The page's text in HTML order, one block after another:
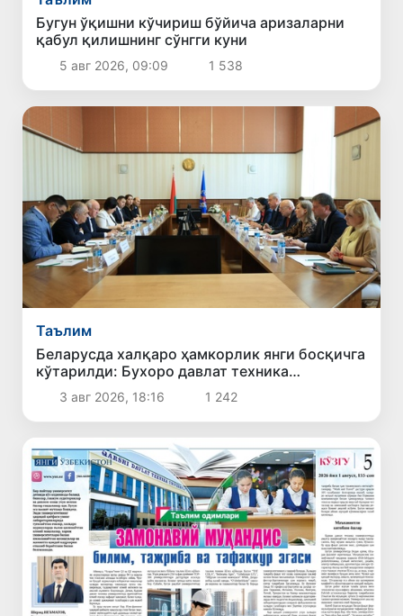
Бугун ўқишни кўчириш бўйича аризаларни
қабул қилишнинг сўнгги куни
5 авг 2026, 09:09 1 538
Таълим
Беларусда халқаро ҳамкорлик янги босқичга
кўтарилди: Бухоро давлат техника
университети делегациясининг хизмат
сафари самарали якунланди
3 авг 2026, 18:16 1 242